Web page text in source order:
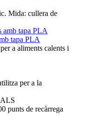
Mida: cullera de
tapa PLA
a aliments calents i
per a la
punts de recàrrega